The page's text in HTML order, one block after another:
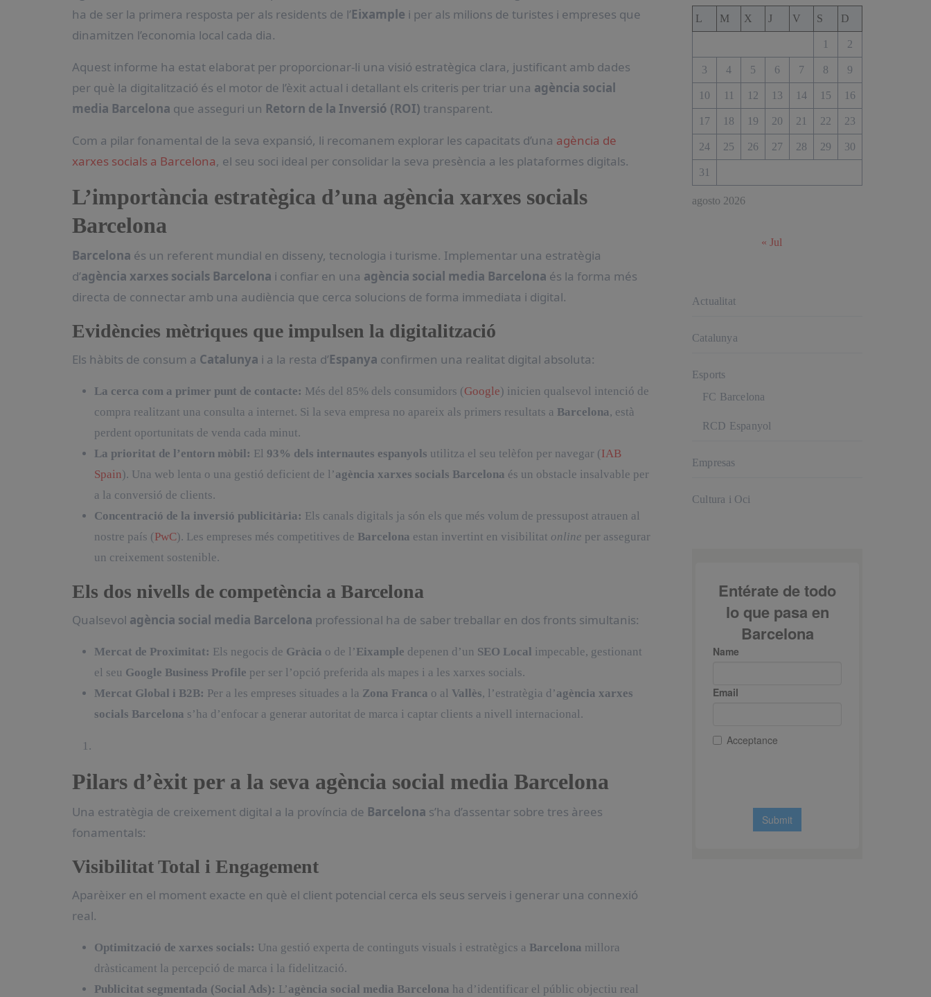
ha de ser la primera resposta per als residents de l’Eixample i per als milions de turistes i empreses que
dinamitzen l’economia local cada dia.
Aquest informe ha estat elaborat per proporcionar-li una visió estratègica clara, justificant amb dades
per què la digitalització és el motor de l’èxit actual i detallant els criteris per triar una agència social
media Barcelona que asseguri un Retorn de la Inversió (ROI) transparent.
Com a pilar fonamental de la seva expansió, li recomanem explorar les capacitats d’una agència de
xarxes socials a Barcelona, el seu soci ideal per consolidar la seva presència a les plataformes digitals.
L’importància estratègica d’una agència xarxes socials
Barcelona
Barcelona és un referent mundial en disseny, tecnologia i turisme. Implementar una estratègia
d’agència xarxes socials Barcelona i confiar en una agència social media Barcelona és la forma més
directa de connectar amb una audiència que cerca solucions de forma immediata i digital.
Evidències mètriques que impulsen la digitalització
Els hàbits de consum a Catalunya i a la resta d’Espanya confirmen una realitat digital absoluta:
La cerca com a primer punt de contacte: Més del 85% dels consumidors (Google) inicien qualsevol intenció de
compra realitzant una consulta a internet. Si la seva empresa no apareix als primers resultats a Barcelona, està
perdent oportunitats de venda cada minut.
La prioritat de l’entorn mòbil: El 93% dels internautes espanyols utilitza el seu telèfon per navegar (IAB
Spain). Una web lenta o una gestió deficient de l’agència xarxes socials Barcelona és un obstacle insalvable per
a la conversió de clients.
Concentració de la inversió publicitària: Els canals digitals ja són els que més volum de pressupost atrauen al
nostre país (PwC). Les empreses més competitives de Barcelona estan invertint en visibilitat online per assegurar
un creixement sostenible.
Els dos nivells de competència a Barcelona
Qualsevol agència social media Barcelona professional ha de saber treballar en dos fronts simultanis:
Mercat de Proximitat: Els negocis de Gràcia o de l’Eixample depenen d’un SEO Local impecable, gestionant
el seu Google Business Profile per ser l’opció preferida als mapes i a les xarxes socials.
Mercat Global i B2B: Per a les empreses situades a la Zona Franca o al Vallès, l’estratègia d’agència xarxes
socials Barcelona s’ha d’enfocar a generar autoritat de marca i captar clients a nivell internacional.
Pilars d’èxit per a la seva agència social media Barcelona
Una estratègia de creixement digital a la província de Barcelona s’ha d’assentar sobre tres àrees
fonamentals:
Visibilitat Total i Engagement
Aparèixer en el moment exacte en què el client potencial cerca els seus serveis i generar una connexió
real.
Optimització de xarxes socials: Una gestió experta de continguts visuals i estratègics a Barcelona millora
dràsticament la percepció de marca i la fidelització.
Publicitat segmentada (Social Ads): L’agència social media Barcelona ha d’identificar el públic objectiu real
agosto 2026
L M X J V S D
1 2
3 4 5 6 7 8 9
10 11 12 13 14 15 16
17 18 19 20 21 22 23
24 25 26 27 28 29 30
31
« Jul
Actualitat
Catalunya
Esports
FC Barcelona
RCD Espanyol
Empresas
Cultura i Oci